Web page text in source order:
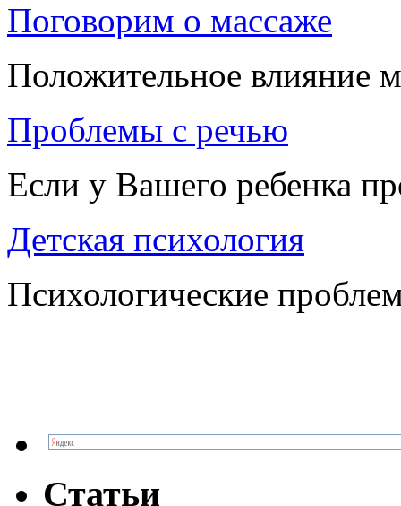
Поговорим о массаже
Положительное влияние
Проблемы с речью
Если у Вашего ребенка
Детская психология
Психологические
Статьи